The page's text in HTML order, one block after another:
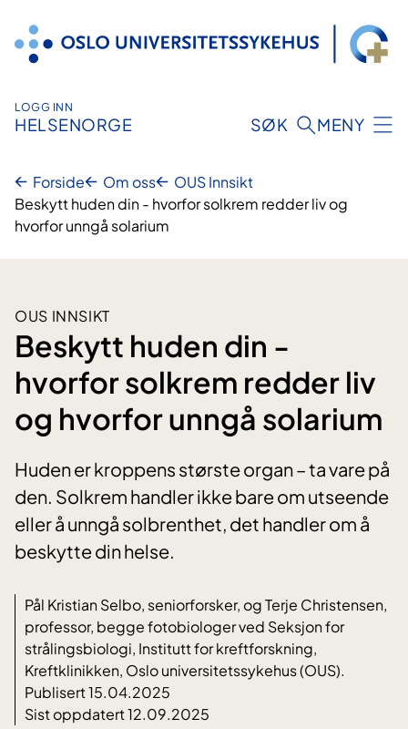
innhold
LOGG INN
HELSENORGE SØK MENY
Forside Om oss
OUS Innsikt
Beskytt huden din - hvorfor solkrem redder liv og
hvorfor unngå solarium
OUS INNSIKT
Beskytt huden din -
hvorfor solkrem redder liv
og hvorfor unngå solarium
Huden er kroppens største organ – ta vare på
den. Solkrem handler ikke bare om utseende
eller å unngå solbrenthet, det handler om å
beskytte din helse.
Pål Kristian Selbo, seniorforsker, og Terje Christensen,
professor, begge fotobiologer ved Seksjon for
strålingsbiologi, Institutt for kreftforskning,
Kreftklinikken, Oslo universitetssykehus (OUS).
Publisert 15.04.2025
Sist oppdatert 12.09.2025